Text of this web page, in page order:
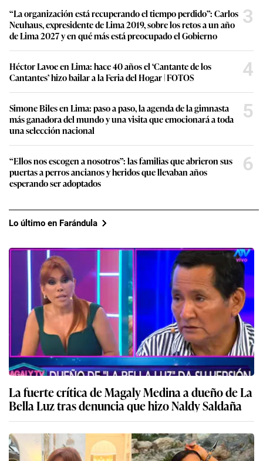
“La organización está recuperando el tiempo perdido”: Carlos
Neuhaus, expresidente de Lima 2019, sobre los retos a un año
de Lima 2027 y en qué más está preocupado el Gobierno
3
Héctor Lavoe en Lima: hace 40 años el ‘Cantante de los
Cantantes’ hizo bailar a la Feria del Hogar | FOTOS
4
Simone Biles en Lima: paso a paso, la agenda de la gimnasta
más ganadora del mundo y una visita que emocionará a toda
una selección nacional
5
“Ellos nos escogen a nosotros”: las familias que abrieron sus
puertas a perros ancianos y heridos que llevaban años
esperando ser adoptados
6
Lo último en Farándula
La fuerte crítica de Magaly Medina a dueño de La
Bella Luz tras denuncia que hizo Naldy Saldaña